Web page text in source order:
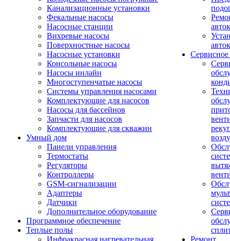
Канализационные установки
Фекальные насосы
Насосные станции
Вихревые насосы
Поверхностные насосы
Насосные установки
Консольные насосы
Насосы инлайн
Многоступенчатые насосы
Системы управления насосами
Комплектующие для насосов
Насосы для бассейнов
Запчасти для насосов
Комплектующие для скважин
Умный дом
Панели управления
Термостаты
Регуляторы
Контроллеры
GSM-сигнализации
Адаптеры
Датчики
Дополнительное оборудование
Программное обеспечение
Теплые полы
Инфракрасная нагревательная
Ремонт